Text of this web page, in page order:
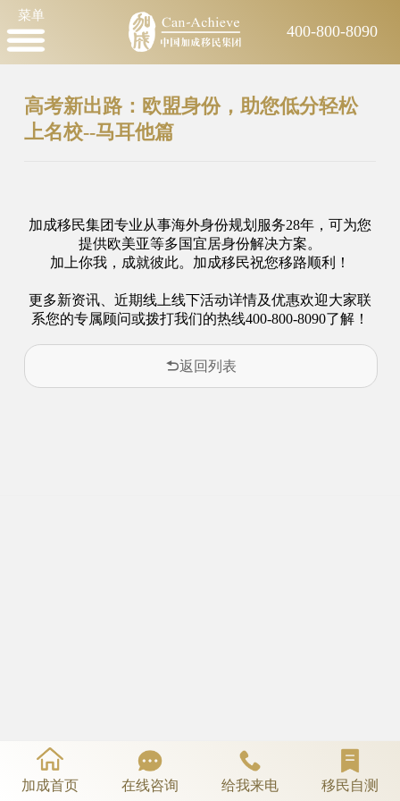
菜单
400-800-8090
高考新出路：欧盟身份，助您低分轻松
上名校--马耳他篇
加成移民集团专业从事海外身份规划服务28年，可为您
提供欧美亚等多国宜居身份解决方案。
加上你我，成就彼此。加成移民祝您移路顺利！
更多新资讯、近期线上线下活动详情及优惠欢迎大家联
系您的专属顾问或拨打我们的热线400-800-8090了解！
返回列表
加成首页 在线咨询 给我来电 移民自测